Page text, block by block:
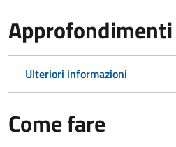
Approfondimenti
Ulteriori informazioni
Come fare